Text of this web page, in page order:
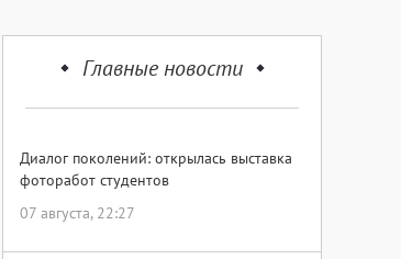
Главные новости
Диалог поколений: открылась выставка
фоторабот студентов
07 августа, 22:27